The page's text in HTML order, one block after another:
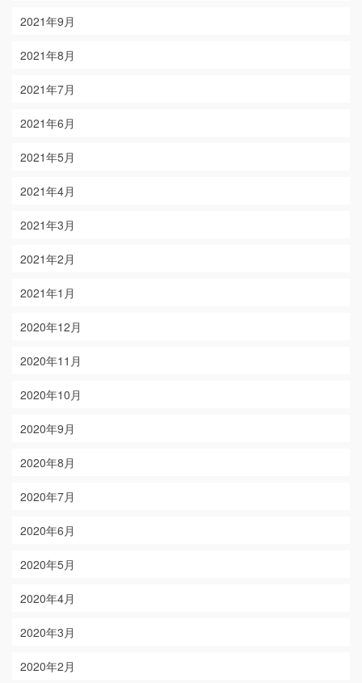
2021年9月
2021年8月
2021年7月
2021年6月
2021年5月
2021年4月
2021年3月
2021年2月
2021年1月
2020年12月
2020年11月
2020年10月
2020年9月
2020年8月
2020年7月
2020年6月
2020年5月
2020年4月
2020年3月
2020年2月